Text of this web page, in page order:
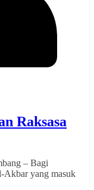
Raksasa
– Bagi
Akbar yang masuk